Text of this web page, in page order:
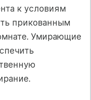
к условиям
прикованным
Умирающие